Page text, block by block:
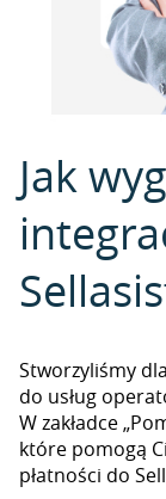
Jak
Stworzyliśmy
do usług
W zakładce
które pomogą
płatności do